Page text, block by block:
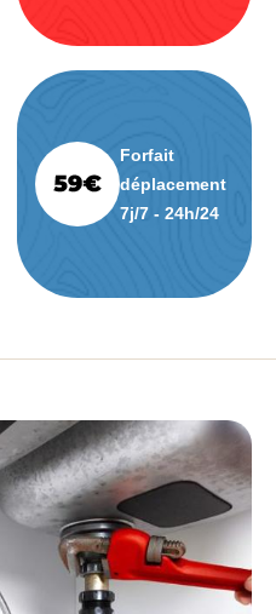
Forfait
déplacement
7j/7 - 24h/24